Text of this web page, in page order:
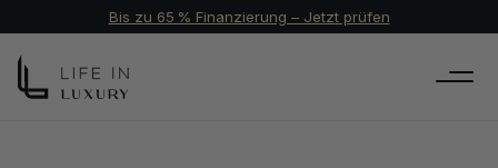
Bis zu 65 % Finanzierung – Jetzt prüfen